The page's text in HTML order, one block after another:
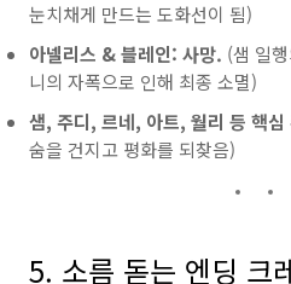
눈치채게 만드는 도화선이 됨)
아넬리스 & 블레인: 사망. (샘 일
니의 자폭으로 인해 최종 소멸)
샘, 주디, 르네, 아트, 월리 등 핵심
숨을 건지고 평화를 되찾음)
5. 소름 돋는 엔딩 크